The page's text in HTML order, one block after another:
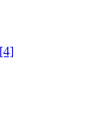
[4]